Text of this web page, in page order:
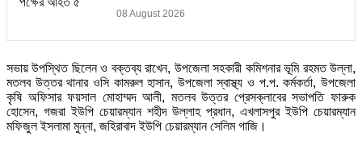
08 August 2026
সভায় উপস্থিত ছিলেন ও বক্তব্য রাখেন, উপজেলা সহকারী কমিশনার ভূমি রহমত উল্লা,
মতলব উত্তর থানার ওসি কামরুল হাসান, উপজেলা স্বাস্থ্য ও প.প. কর্মকর্তা, উপজেলা
কৃষি অফিসার ফয়সাল মোহাম্মদ আলী, মতলব উত্তর প্রেসক্লাবের সভাপতি ফারুক
হোসেন, গজরা ইউপি চেয়ারম্যান শহীদ উল্লাহ প্রধান, এখলাসপুর ইউপি চেয়ারম্যান
মফিজুল ইসলামা মুন্না, জহিরাবাদ ইউপি চেয়ারম্যান সেলিম গাজি।